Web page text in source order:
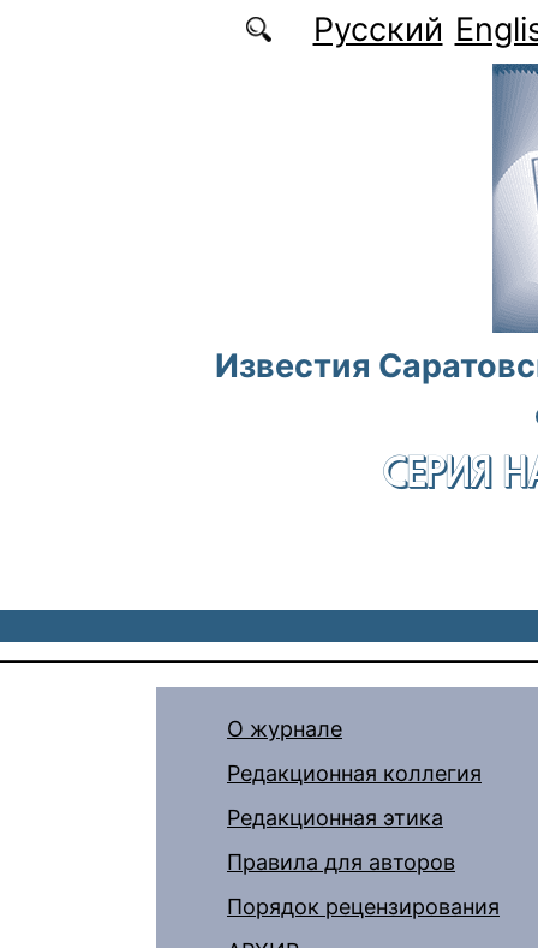
Перейти к основному содержаниюРусский
Известия
СЕРИЯ
О журнале
Редакционная коллегия
Редакционная этика
Правила для авторов
Порядок рецензирования